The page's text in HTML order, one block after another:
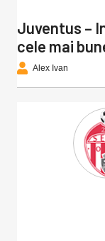
Juventus –
cele mai
Alex Ivan